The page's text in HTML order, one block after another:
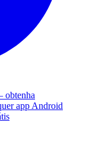
obtenha
app Android